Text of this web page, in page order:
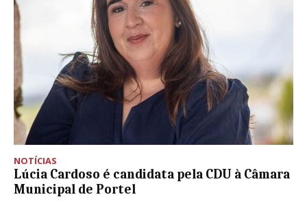
NOTÍCIAS
Lúcia Cardoso é candidata pela CDU à Câmara
Municipal de Portel